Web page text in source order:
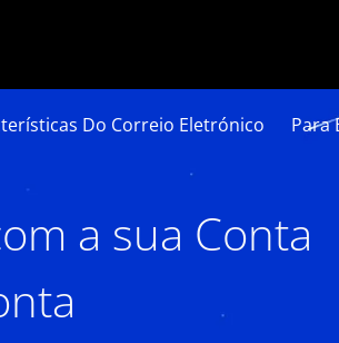
Do Correio Eletrónico Para
a sua Conta